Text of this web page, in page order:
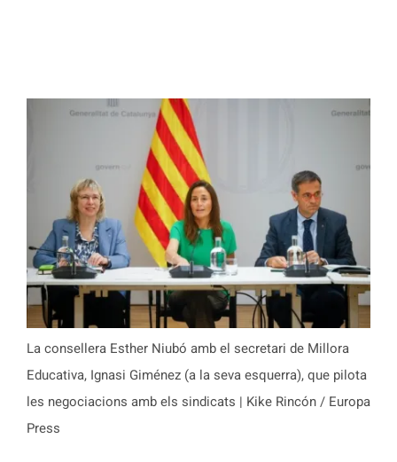
La consellera Esther Niubó amb el secretari de Millora
Educativa, Ignasi Giménez (a la seva esquerra), que pilota
les negociacions amb els sindicats | Kike Rincón / Europa
Press